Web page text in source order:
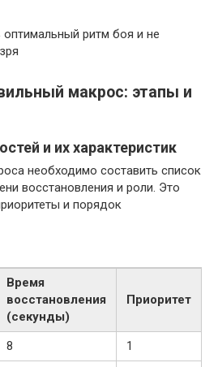
ритм боя и не
макрос: этапы и
и их характеристик
необходимо составить список
восстановления и роли. Это
и порядок
Время
восстановления
(секунды)
Приоритет
8 1